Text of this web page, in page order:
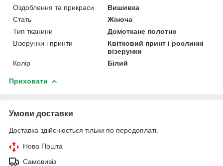
Оздоблення та прикраси
Вишивка
Стать
Жіноча
Тип тканини
Домоткане полотно
Візерунки і принти
Квітковий принт і рослинні
візерунки
Колір
Білий
Приховати
Умови доставки
Доставка здійснюється тільки по передоплаті.
Нова Пошта
Самовивіз